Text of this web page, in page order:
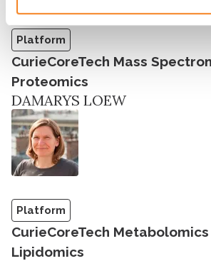
Platform
CurieCoreTech Mass
Proteomics
DAMARYS LOEW
Platform
CurieCoreTech
Lipidomics